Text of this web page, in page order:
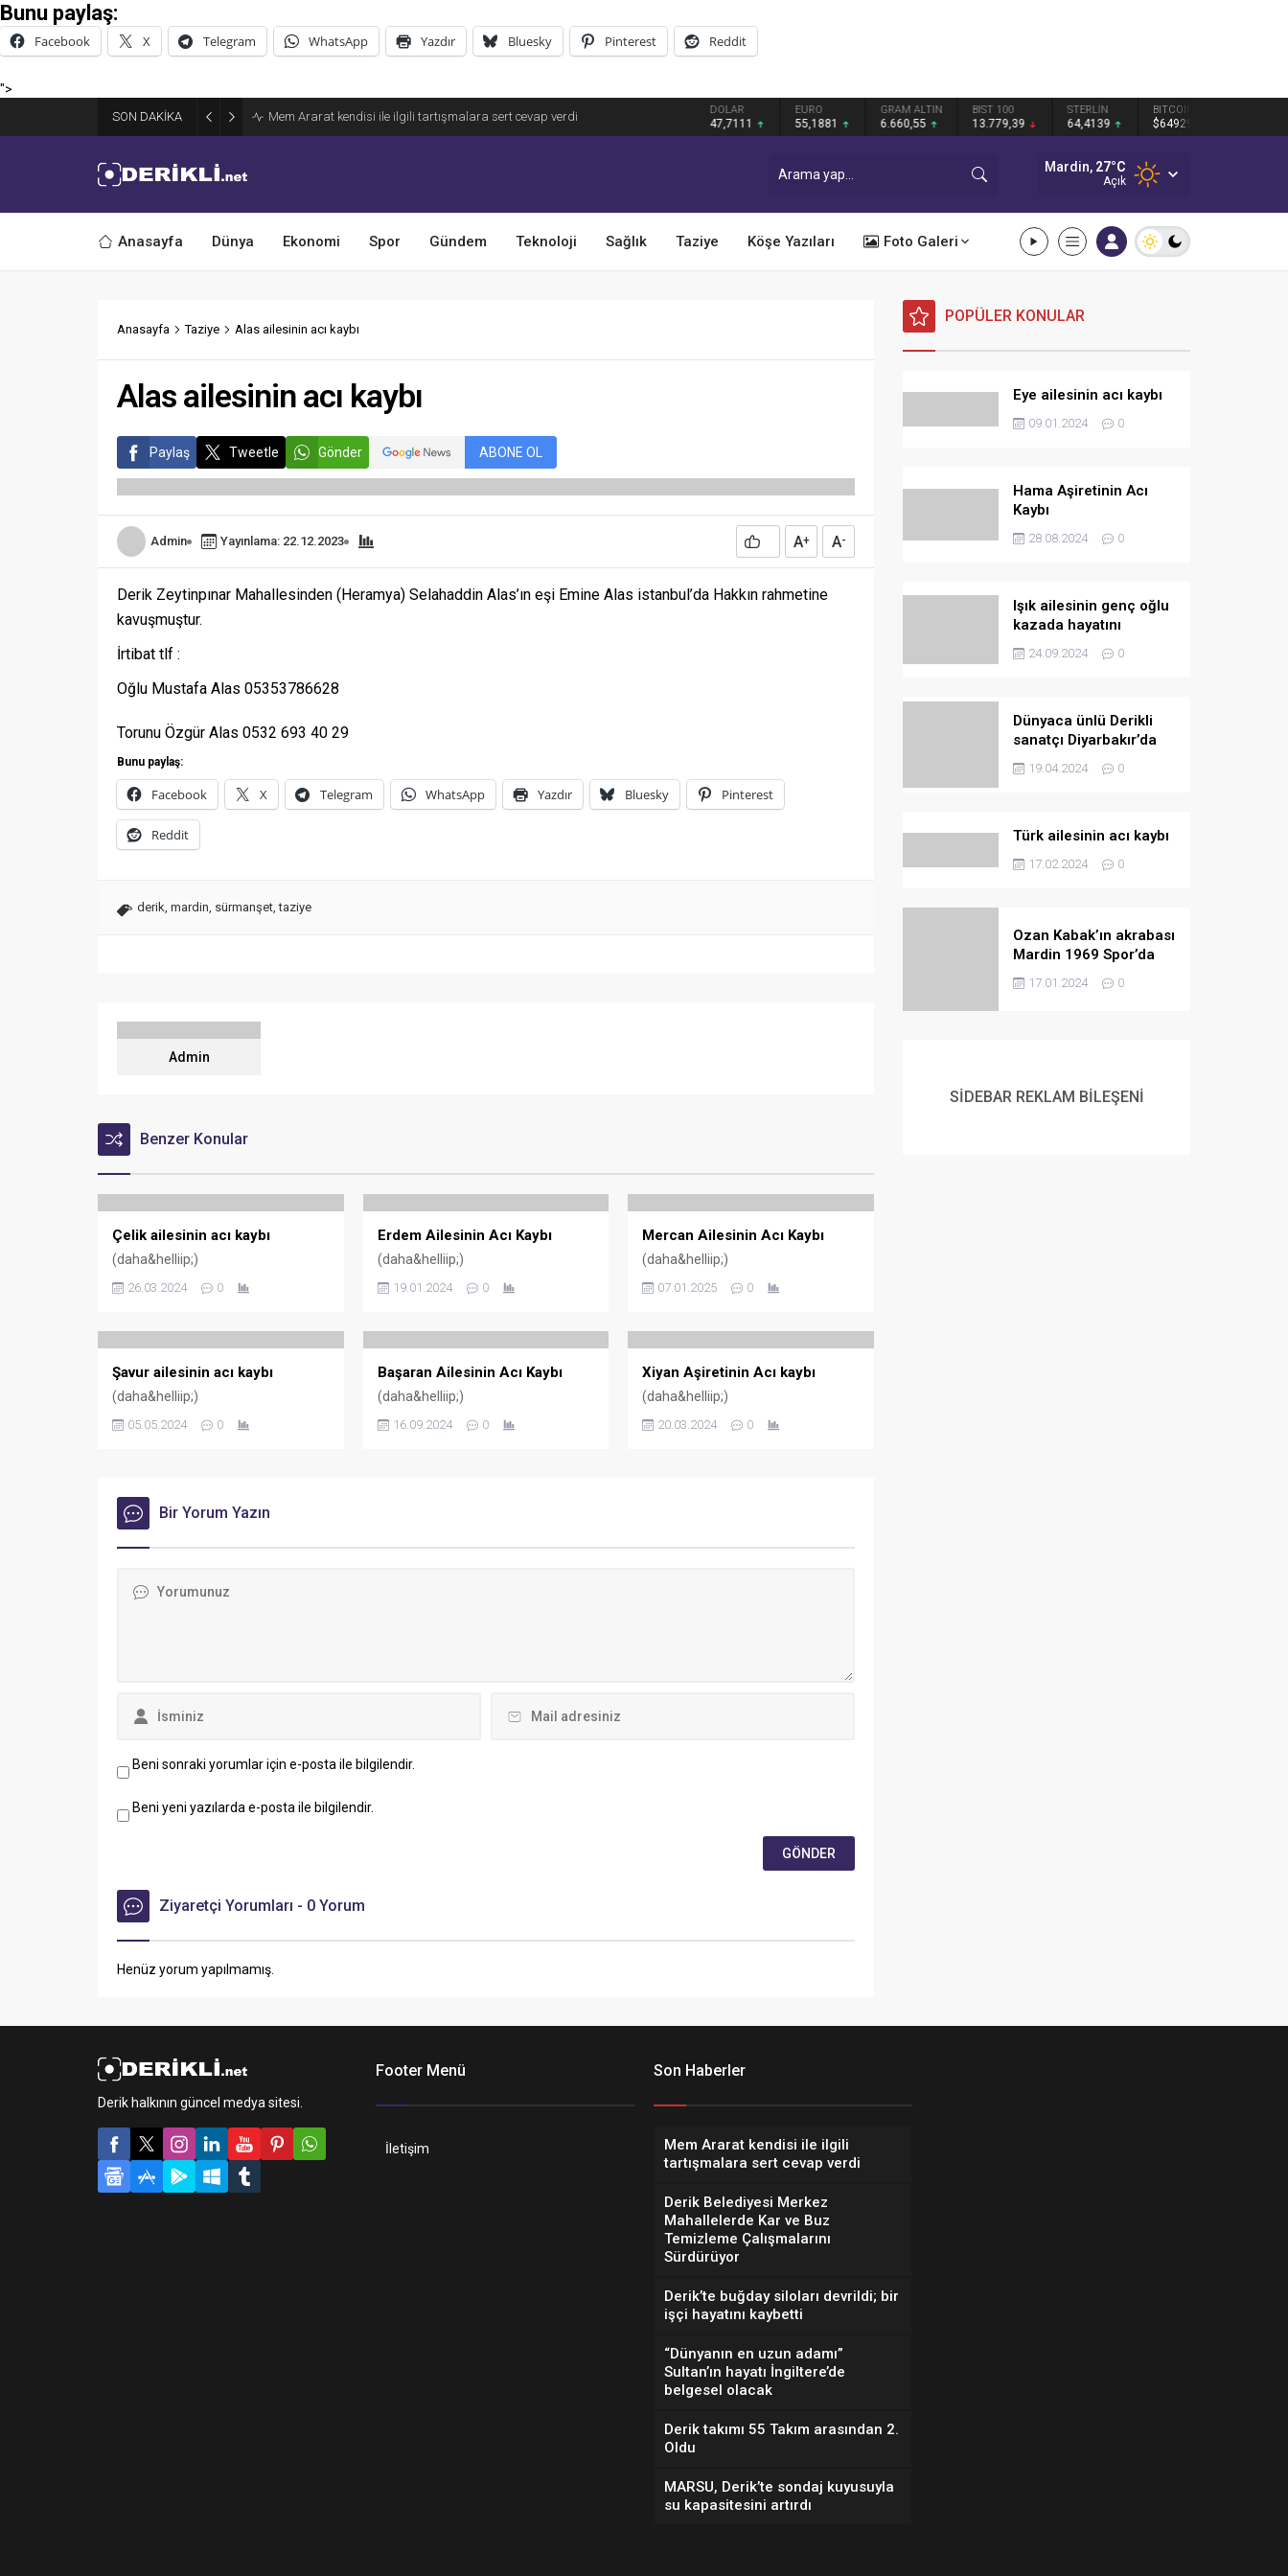
Bunu paylaş:
Facebook X Telegram WhatsApp Yazdır Bluesky Pinterest Reddit
">
SON DAKİKA
Derik Belediyesi Merkez Mahallelerde Kar ve Buz Temizleme Çalışmalarını
Sürdürüyor
EURO
55,1881
GRAM ALTIN
6.660,55
BIST 100
13.779,39
STERLİN
64,4139
BITCOIN
$64929
BNB
$593.47
Mardin, 27°C
Açık
Anasayfa Dünya Ekonomi Spor Gündem Teknoloji Sağlık Taziye Köşe Yazıları Foto Galeri
Anasayfa Taziye Alas ailesinin acı kaybı
Alas ailesinin acı kaybı
Paylaş Tweetle Gönder ABONE OL
Admin Yayınlama: 22.12.2023 A+ A-
Derik Zeytinpınar Mahallesinden (Heramya) Selahaddin Alas’ın eşi Emine Alas istanbul’da Hakkın rahmetine
kavuşmuştur.
İrtibat tlf :
Oğlu Mustafa Alas 05353786628
Torunu Özgür Alas 0532 693 40 29
Bunu paylaş:
Facebook X Telegram WhatsApp Yazdır Bluesky Pinterest
Reddit
derik, mardin, sürmanşet,taziye
Admin
Benzer Konular
Çelik ailesinin acı kaybı
(daha&helliip;)
26.03.2024 0
Erdem Ailesinin Acı Kaybı
(daha&helliip;)
19.01.2024 0
Mercan Ailesinin Acı Kaybı
(daha&helliip;)
07.01.2025 0
Şavur ailesinin acı kaybı
(daha&helliip;)
05.05.2024 0
Başaran Ailesinin Acı Kaybı
(daha&helliip;)
16.09.2024 0
Xiyan Aşiretinin Acı kaybı
(daha&helliip;)
20.03.2024 0
Bir Yorum Yazın
Beni sonraki yorumlar için e-posta ile bilgilendir.
Beni yeni yazılarda e-posta ile bilgilendir.
Ziyaretçi Yorumları - 0 Yorum
Henüz yorum yapılmamış.
POPÜLER KONULAR
Eye ailesinin acı kaybı
09.01.2024 0
Hama Aşiretinin Acı
Kaybı
28.08.2024 0
Işık ailesinin genç oğlu
kazada hayatını
kaybetti
24.09.2024 0
Dünyaca ünlü Derikli
sanatçı Diyarbakır’da
konser verecek
19.04.2024 0
Türk ailesinin acı kaybı
17.02.2024 0
Ozan Kabak’ın akrabası
Mardin 1969 Spor’da
ortaya çıktı
17.01.2024 0
SİDEBAR REKLAM BİLEŞENİ
Derik halkının güncel medya sitesi.
Footer Menü
İletişim
Son Haberler
Mem Ararat kendisi ile ilgili
tartışmalara sert cevap verdi
Derik Belediyesi Merkez
Mahallelerde Kar ve Buz
Temizleme Çalışmalarını
Sürdürüyor
Derik’te buğday siloları devrildi; bir
işçi hayatını kaybetti
“Dünyanın en uzun adamı”
Sultan’ın hayatı İngiltere’de
belgesel olacak
Derik takımı 55 Takım arasından 2.
Oldu
MARSU, Derik’te sondaj kuyusuyla
su kapasitesini artırdı